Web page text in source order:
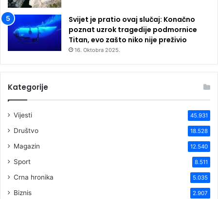
Svijet je pratio ovaj slučaj: Konačno
poznat uzrok tragedije podmornice
Titan, evo zašto niko nije preživio
16. Oktobra 2025.
Kategorije
Vijesti 45.931
Društvo 18.528
Magazin 12.540
Sport 8.511
Crna hronika 5.035
Biznis 2.907